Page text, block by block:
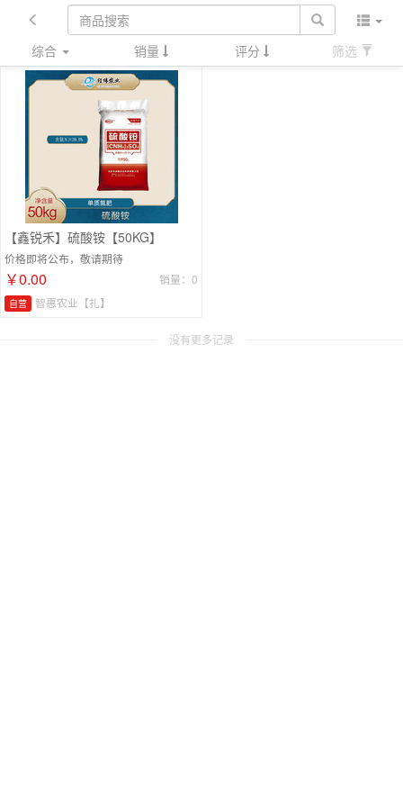
综合 销量 评分 筛选
【鑫锐禾】硫酸铵【50KG】
价格即将公布，敬请期待
￥0.00 销量：0
自营 智惠农业【扎】
没有更多记录